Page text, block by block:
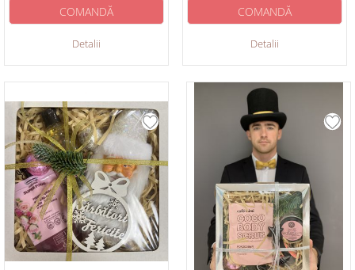
Detalii
COMANDĂ
Detalii
COMANDĂ